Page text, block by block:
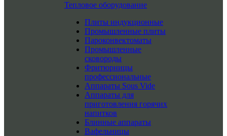
Тепловое оборудование
Плиты индукционные
Промышленные плиты
Пароконвектоматы
Промышленные
сковороды
Фритюрницы
профессиональные
Аппараты Sous Vide
Аппараты для
приготовления горячих
напитков
Блинные аппараты
Вафельницы